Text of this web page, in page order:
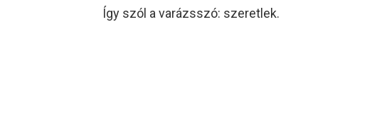
Így szól a varázsszó: szeretlek.